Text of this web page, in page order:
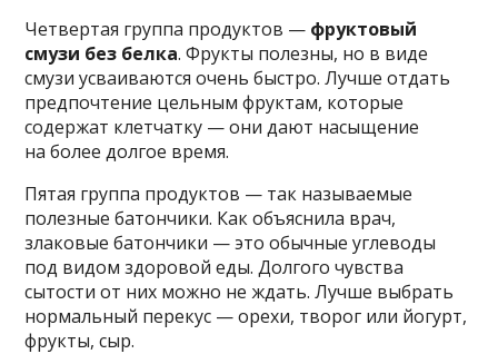
Четвертая группа продуктов — фруктовый
смузи без белка. Фрукты полезны, но в виде
смузи усваиваются очень быстро. Лучше отдать
предпочтение цельным фруктам, которые
содержат клетчатку — они дают насыщение
на более долгое время.
Пятая группа продуктов — так называемые
полезные батончики. Как объяснила врач,
злаковые батончики — это обычные углеводы
под видом здоровой еды. Долгого чувства
сытости от них можно не ждать. Лучше выбрать
нормальный перекус — орехи, творог или йогурт,
фрукты, сыр.